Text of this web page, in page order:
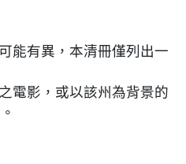
能有異，本清冊僅列出一
電影，或以該州為背景的